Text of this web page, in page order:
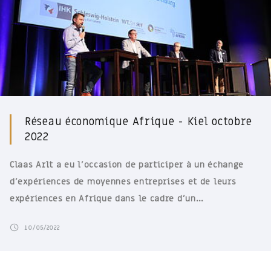
Réseau économique Afrique - Kiel octobre
2022
Claas Arlt a eu l'occasion de participer à un échange
d'expériences de moyennes entreprises et de leurs
expériences en Afrique dans le cadre d'un…
10/05/2022